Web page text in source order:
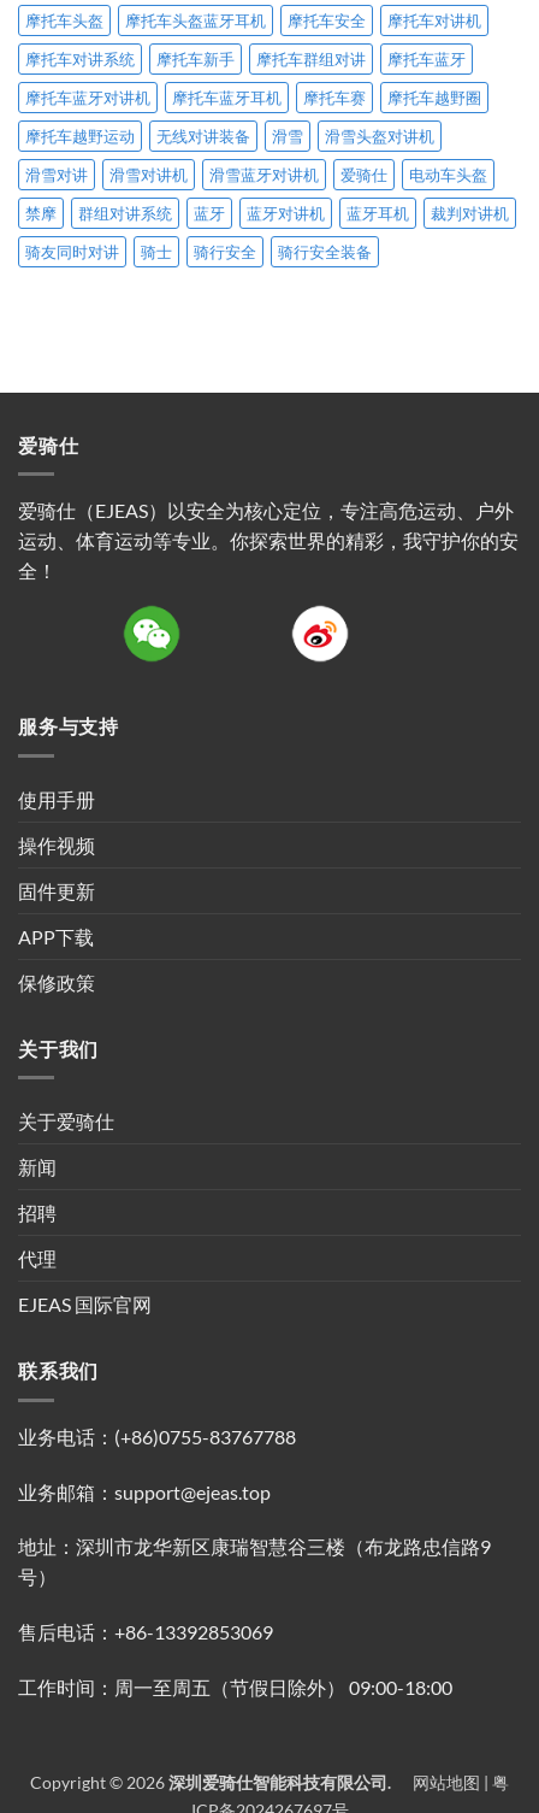
摩托车头盔
摩托车头盔蓝牙耳机 摩托车安全
摩托车对讲机
摩托车对讲系统
摩托车新手 摩托车群组对讲
摩托车蓝牙
摩托车蓝牙对讲机
摩托车蓝牙耳机 摩托车赛
摩托车越野圈
摩托车越野运动
无线对讲装备 滑雪
滑雪头盔对讲机
滑雪对讲
滑雪对讲机 滑雪蓝牙对讲机 爱骑仕
电动车头盔
禁摩
群组对讲系统 蓝牙 蓝牙对讲机 蓝牙耳机
裁判对讲机
骑友同时对讲
骑士 骑行安全 骑行安全装备
爱骑仕
爱骑仕（EJEAS）以安全为核心定位，专注高危运动、户外
运动、体育运动等专业。你探索世界的精彩，我守护你的安
全！
服务与支持
使用手册
操作视频
固件更新
APP下载
保修政策
关于我们
关于爱骑仕
新闻
招聘
代理
EJEAS 国际官网
联系我们
业务电话：(+86)0755-83767788
业务邮箱：support@ejeas.top
地址：深圳市龙华新区康瑞智慧谷三楼（布龙路忠信路9
号）
售后电话：+86-13392853069
工作时间：周一至周五（节假日除外） 09:00-18:00
Copyright © 2026深圳爱骑仕智能科技有限公司. 网站地图 | 粤